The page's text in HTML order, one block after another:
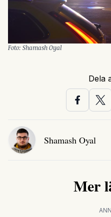
Foto: Shamash Oyal
Dela
Shamash Oyal
Mer